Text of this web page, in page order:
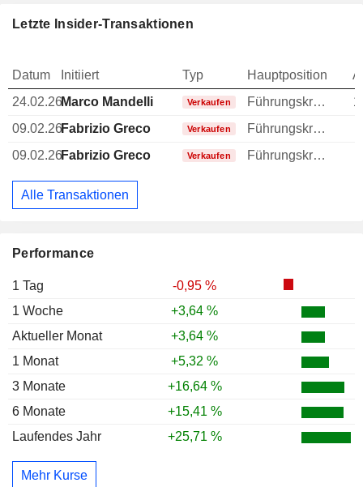
Performance
1 Tag
-0,95 %
1 Woche
+3,64 %
Aktueller Monat
+3,64 %
1 Monat
+5,32 %
3 Monate
+16,64 %
6 Monate
+15,41 %
Laufendes Jahr
+25,71 %
Mehr Kurse
Letzte Insider-Transaktionen
Datum Initiiert Typ Hauptposition
24.02.26Marco Mandelli Verkaufen Führungskraft / leitender Angestellter
09.02.26Fabrizio Greco Verkaufen Führungskraft / leitender Angestellter
09.02.26Fabrizio Greco Verkaufen Führungskraft / leitender Angestellter
Alle Transaktionen